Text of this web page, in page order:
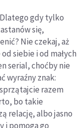
gdy tylko
się,
Nie czekaj, aż
siebie i od małych
serial, choćby nie
wyraźny znak:
razem
bo takie
relację, albo jasno
i pomoga go